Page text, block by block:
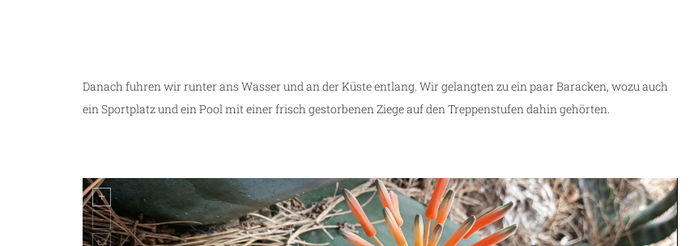
Danach fuhren wir runter ans Wasser und an der Küste entlang. Wir gelangten zu ein paar Baracken, wozu auch
ein Sportplatz und ein Pool mit einer frisch gestorbenen Ziege auf den Treppenstufen dahin gehörten.